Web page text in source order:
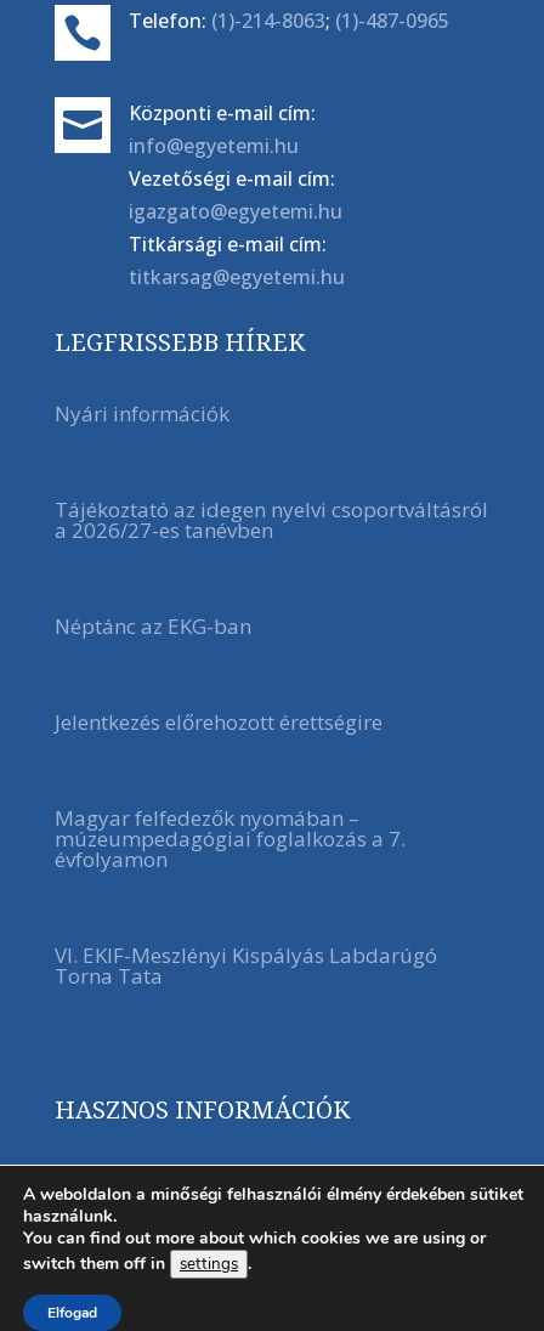
 Telefon: (1)-214-8063; (1)-487-0965

Központi e-mail cím:
info@egyetemi.hu
Vezetőségi e-mail cím:
igazgato@egyetemi.hu
Titkársági e-mail cím:
titkarsag@egyetemi.hu
LEGFRISSEBB HÍREK
Nyári információk
Tájékoztató az idegen nyelvi csoportváltásról
a 2026/27-es tanévben
Néptánc az EKG-ban
Jelentkezés előrehozott érettségire
Magyar felfedezők nyomában –
múzeumpedagógiai foglalkozás a 7.
évfolyamon
VI. EKIF-Meszlényi Kispályás Labdarúgó
Torna Tata
HASZNOS INFORMÁCIÓK
A weboldalon a minőségi felhasználói élmény érdekében sütiket
használunk.
You can find out more about which cookies we are using or
switch them off in
settings .
Elfogad